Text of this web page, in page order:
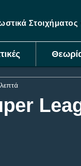
Στοιχήματος